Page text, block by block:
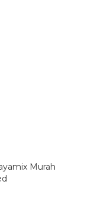
Murah